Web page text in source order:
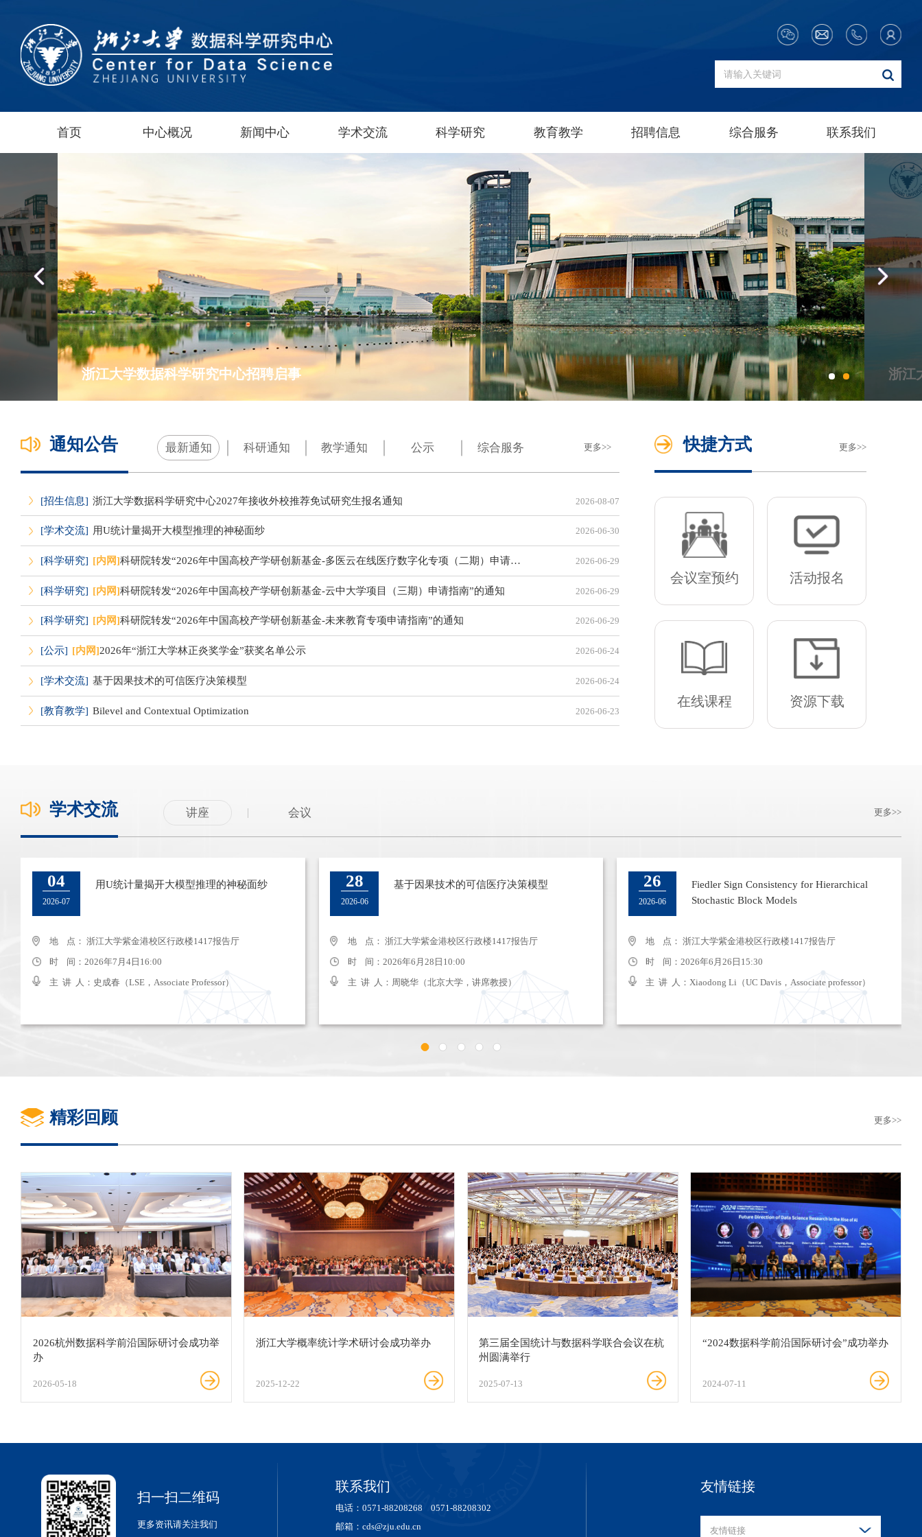
首页 中心概况 新闻中心 学术交流 科学研究 教育教学 招聘信息 综合服务 联系我们
浙江大学数据科学研究中心招聘启事 浙江
通知公告 更多
最新通知 科研通知 教学通知 公示 综合服务
[招生信息] 浙江大学数据科学研究中心2027年接收外校推荐免试研究生报名通知 2026-08-07
[学术交流] 用U统计量揭开大模型推理的神秘面纱 2026-06-30
[科学研究] [内网]科研院转发“2026年中国高校产学研创新基金-多医云在线医疗数字化专项（二期）申请指南”的通知 2026-06-29
[科学研究] [内网]科研院转发“2026年中国高校产学研创新基金-云中大学项目（三期）申请指南”的通知 2026-06-29
[科学研究] [内网]科研院转发“2026年中国高校产学研创新基金-未来教育专项申请指南”的通知 2026-06-29
[公示] [内网]2026年“浙江大学林正炎奖学金”获奖名单公示 2026-06-24
[学术交流] 基于因果技术的可信医疗决策模型 2026-06-24
[教育教学] Bilevel and Contextual Optimization 2026-06-23
基金申请专栏
科研院转发“2026年中国高校产学研创新基金-多医云
科研院转发“2026年中国高校产学研创新基金-云中大
[内网]科研院转发2026年中国产学研合作促进会科技创新奖申
科研院转发2026可持续发展青年科学家奖申报通知
科研院转发关于征集2027年企业创新发展联合基金 （
科研院转发浙江省科技厅关于开展2025年度浙江省科
快捷方式 更多
会议室预约 活动报名
在线课程 资源下载
学术交流 更多
讲座 会议
04
2026-07
用U统计量揭开大模型推理的神秘面纱
地 点： 浙江大学紫金港校区行政楼1417报告厅
时 间：2026年7月4日16:00
主 讲 人：史成春（LSE，Associate Professor）
28
2026-06
基于因果技术的可信医疗决策模型
地 点： 浙江大学紫金港校区行政楼1417报告厅
时 间：2026年6月28日10:00
主 讲 人：周晓华（北京大学，讲席教授）
26
2026-06
Fiedler Sign Consistency for Hierarchical
Stochastic Block Models
地 点： 浙江大学紫金港校区行政楼1417报告厅
时 间：2026年6月26日15:30
主 讲 人：Xiaodong Li（UC Davis，Associate professor）
11
2025-07
第三届全国统计与数据科学联合会议
地 点： 杭州太虚湖假日酒店
时 间：2025年7月11日-13日
主 讲 人：
26
2025-05
2025春季博士生论坛
地 点： 浙江大学紫金港校区行政楼1417报告厅
时 间：2025年5月26日9:00-10:30
主 讲 人：吴正楷、申百宁、张艳
22
2024-09
2024秋季博士生论坛暨“数据科学最佳研究
奖”颁奖仪式
地 点： 浙大圆正启真水晶酒店（古墩路671号）
时 间：2024年9月22日09:30-17:00
主 讲 人：
精彩回顾 更多
2026杭州数据科学前沿国际研讨会成功举
办
2026-05-18
浙江大学概率统计学术研讨会成功举办
2025-12-22
第三届全国统计与数据科学联合会议在杭
州圆满举行
2025-07-13
“2024数据科学前沿国际研讨会”成功举办
2024-07-11
扫一扫二维码
更多资讯请关注我们
联系我们
电话：0571-88208268 0571-88208302
邮箱：cds@zju.edu.cn
友情链接
友情链接